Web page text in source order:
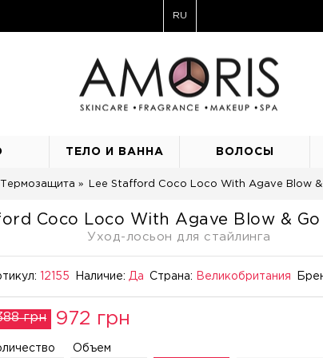
RU
ТЕЛО И ВАННА ВОЛОСЫ
Термозащита Lee Stafford Coco Loco With Agave Blow &
Coco Loco With Agave Blow & Go
Уход-лосьон для стайлинга
12155 Наличие: Да Страна: Великобритания
грн 972 грн
Объем